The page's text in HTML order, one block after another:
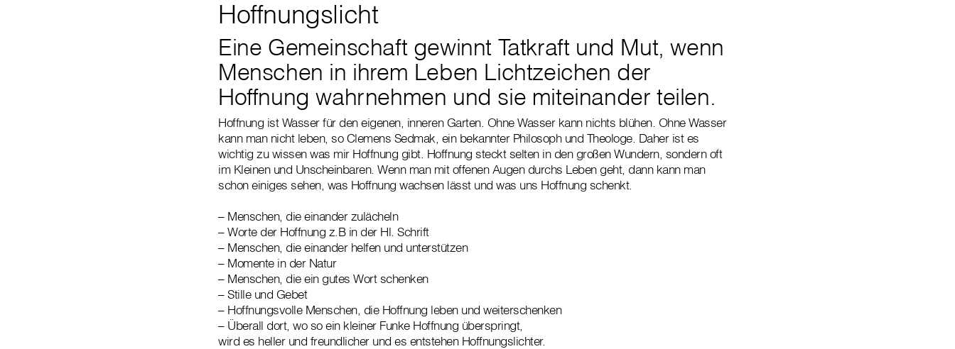
Hoffnungslicht
Eine Gemeinschaft gewinnt Tatkraft und Mut, wenn
Menschen in ihrem Leben Lichtzeichen der
Hoffnung wahrnehmen und sie miteinander teilen.
Hoffnung ist Wasser für den eigenen, inneren Garten. Ohne Wasser kann nichts blühen. Ohne Wasser
kann man nicht leben, so Clemens Sedmak, ein bekannter Philosoph und Theologe. Daher ist es
wichtig zu wissen was mir Hoffnung gibt. Hoffnung steckt selten in den großen Wundern, sondern oft
im Kleinen und Unscheinbaren. Wenn man mit offenen Augen durchs Leben geht, dann kann man
schon einiges sehen, was Hoffnung wachsen lässt und was uns Hoffnung schenkt.
– Menschen, die einander zulächeln
– Worte der Hoffnung z.B in der Hl. Schrift
– Menschen, die einander helfen und unterstützen
– Momente in der Natur
– Menschen, die ein gutes Wort schenken
– Stille und Gebet
– Hoffnungsvolle Menschen, die Hoffnung leben und weiterschenken
– Überall dort, wo so ein kleiner Funke Hoffnung überspringt,
wird es heller und freundlicher und es entstehen Hoffnungslichter.